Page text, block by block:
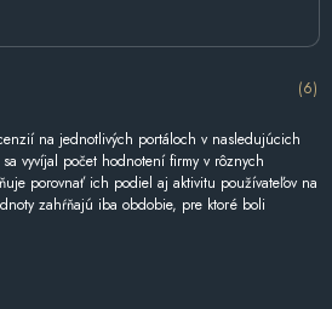
(6)
na jednotlivých portáloch v nasledujúcich
vyvíjal počet hodnotení firmy v rôznych
porovnať ich podiel aj aktivitu používateľov na
zahŕňajú iba obdobie, pre ktoré boli